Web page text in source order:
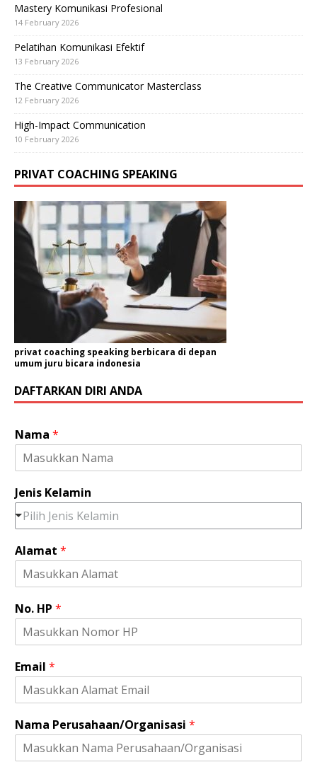
Mastery Komunikasi Profesional
14 February 2026
Pelatihan Komunikasi Efektif
13 February 2026
The Creative Communicator Masterclass
12 February 2026
High-Impact Communication
10 February 2026
PRIVAT COACHING SPEAKING
privat coaching speaking berbicara di depan
umum juru bicara indonesia
DAFTARKAN DIRI ANDA
K
e
a
i
n
E
a
l
P
Nama *
Jenis Kelamin
Pilih Jenis Kelamin
Alamat *
No. HP *
Email *
Nama Perusahaan/Organisasi *